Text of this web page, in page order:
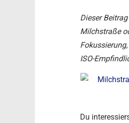
Dieser
Milchstraße
ISO-
Du